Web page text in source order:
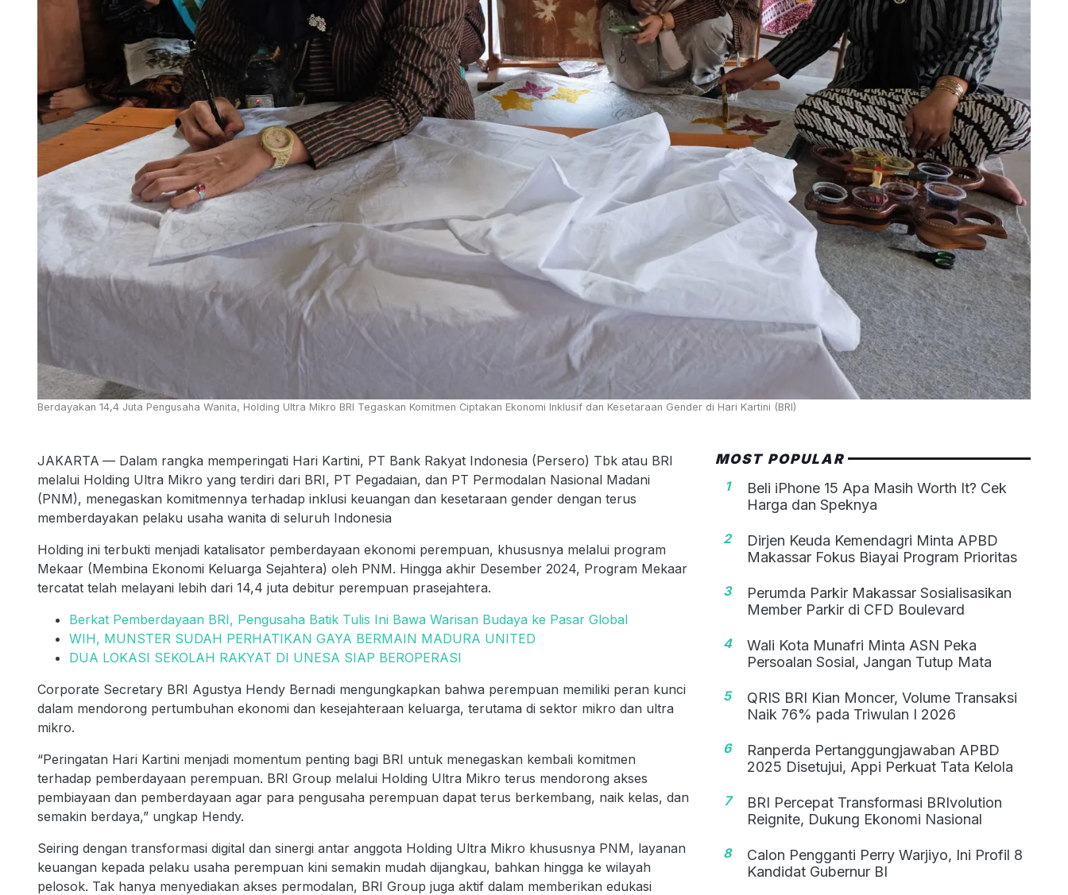
Berdayakan 14,4 Juta Pengusaha Wanita, Holding Ultra Mikro BRI Tegaskan Komitmen Ciptakan Ekonomi Inklusif dan Kesetaraan Gender di Hari Kartini (BRI)
JAKARTA — Dalam rangka memperingati Hari Kartini, PT Bank Rakyat Indonesia (Persero) Tbk atau BRI
melalui Holding Ultra Mikro yang terdiri dari BRI, PT Pegadaian, dan PT Permodalan Nasional Madani
(PNM), menegaskan komitmennya terhadap inklusi keuangan dan kesetaraan gender dengan terus
memberdayakan pelaku usaha wanita di seluruh Indonesia
Holding ini terbukti menjadi katalisator pemberdayaan ekonomi perempuan, khususnya melalui program
Mekaar (Membina Ekonomi Keluarga Sejahtera) oleh PNM. Hingga akhir Desember 2024, Program Mekaar
tercatat telah melayani lebih dari 14,4 juta debitur perempuan prasejahtera.
Berkat Pemberdayaan BRI, Pengusaha Batik Tulis Ini Bawa Warisan Budaya ke Pasar Global
WIH, MUNSTER SUDAH PERHATIKAN GAYA BERMAIN MADURA UNITED
DUA LOKASI SEKOLAH RAKYAT DI UNESA SIAP BEROPERASI
Corporate Secretary BRI Agustya Hendy Bernadi mengungkapkan bahwa perempuan memiliki peran kunci
dalam mendorong pertumbuhan ekonomi dan kesejahteraan keluarga, terutama di sektor mikro dan ultra
mikro.
“Peringatan Hari Kartini menjadi momentum penting bagi BRI untuk menegaskan kembali komitmen
terhadap pemberdayaan perempuan. BRI Group melalui Holding Ultra Mikro terus mendorong akses
pembiayaan dan pemberdayaan agar para pengusaha perempuan dapat terus berkembang, naik kelas, dan
semakin berdaya,” ungkap Hendy.
Seiring dengan transformasi digital dan sinergi antar anggota Holding Ultra Mikro khususnya PNM, layanan
keuangan kepada pelaku usaha perempuan kini semakin mudah dijangkau, bahkan hingga ke wilayah
pelosok. Tak hanya menyediakan akses permodalan, BRI Group juga aktif dalam memberikan edukasi
MOST POPULAR
1
Beli iPhone 15 Apa Masih Worth It? Cek
Harga dan Speknya
2
Dirjen Keuda Kemendagri Minta APBD
Makassar Fokus Biayai Program Prioritas
3
Perumda Parkir Makassar Sosialisasikan
Member Parkir di CFD Boulevard
4
Wali Kota Munafri Minta ASN Peka
Persoalan Sosial, Jangan Tutup Mata
5
QRIS BRI Kian Moncer, Volume Transaksi
Naik 76% pada Triwulan I 2026
6
Ranperda Pertanggungjawaban APBD
2025 Disetujui, Appi Perkuat Tata Kelola
7
BRI Percepat Transformasi BRIvolution
Reignite, Dukung Ekonomi Nasional
8
Calon Pengganti Perry Warjiyo, Ini Profil 8
Kandidat Gubernur BI